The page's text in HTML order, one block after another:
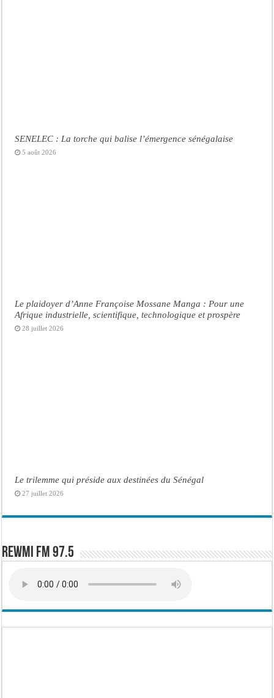
SENELEC : La torche qui balise l’émergence sénégalaise
5 août 2026
Le plaidoyer d’Anne Françoise Mossane Manga : Pour une
Afrique industrielle, scientifique, technologique et prospère
28 juillet 2026
Le trilemme qui préside aux destinées du Sénégal
27 juillet 2026
Rewmi FM 97.5